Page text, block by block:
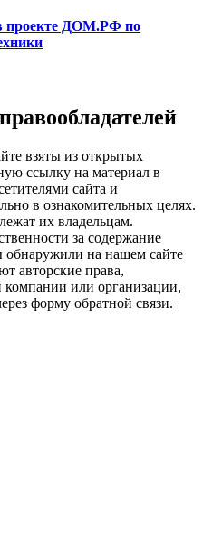
проекте ДОМ.РФ по
взяты из открытых
ссылку на материал в
сайта и
в ознакомительных целях.
их владельцам.
за содержание
обнаружили на нашем сайте
авторские права,
или организации,
форму обратной связи.